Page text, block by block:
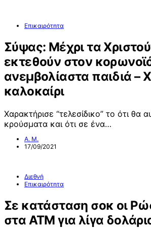
Επικαιρότητα
Σύψας: Μέχρι τα
εκτεθούν στον
ανεμβολίαστα παιδιά –
καλοκαίρι
Χαρακτήρισε “τελεσίδικο” το ότι θα
κρούσματα και ότι σε ένα…
Α. Μ.
17/09/2021
Διεθνή
Επικαιρότητα
Σε κατάσταση σοκ οι
στα ATM για λίγα